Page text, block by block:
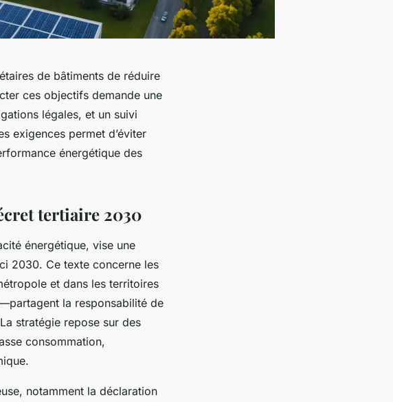
de bâtiments de réduire
ces objectifs demande une
légales, et un suivi
exigences permet d’éviter
énergétique des
tertiaire 2030
énergétique, vise une
2030. Ce texte concerne les
et dans les territoires
la responsabilité de
stratégie repose sur des
consommation,
notamment la déclaration